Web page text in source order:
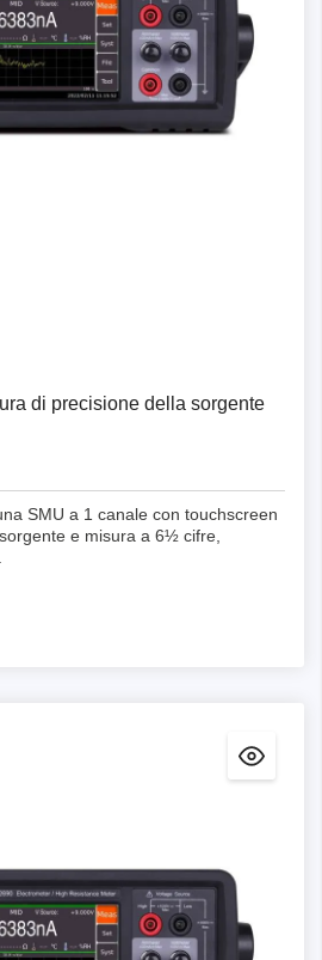
di precisione della sorgente
SMU a 1 canale con touchscreen
e misura a 6½ cifre,